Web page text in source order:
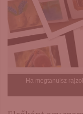
Ha megtanulsz